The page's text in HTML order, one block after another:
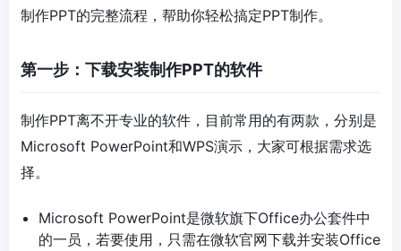
制作PPT的完整流程，帮助你轻松搞定PPT制作。
第一步：下载安装制作PPT的软件
制作PPT离不开专业的软件，目前常用的有两款，分别是
Microsoft PowerPoint和WPS演示，大家可根据需求选
择。
Microsoft PowerPoint是微软旗下Office办公套件中
的一员，若要使用，只需在微软官网下载并安装Office